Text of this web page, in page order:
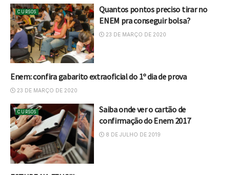
CURSOS
Quantos pontos preciso tirar no
ENEM pra conseguir bolsa?
23 DE MARÇO DE 2020
CURSOS
Enem: confira gabarito extraoficial do 1º dia de prova
23 DE MARÇO DE 2020
CURSOS
Saiba onde ver o cartão de
confirmação do Enem 2017
8 DE JULHO DE 2019